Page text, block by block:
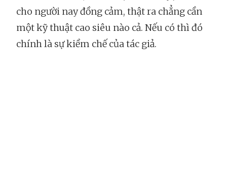
cho người nay đồng cảm, thật ra chẳng cần
một kỹ thuật cao siêu nào cả. Nếu có thì đó
chính là sự kiềm chế của tác giả.